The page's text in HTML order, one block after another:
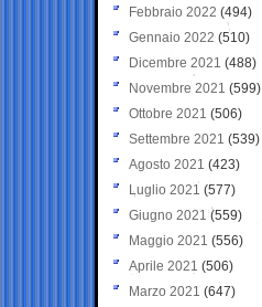
Febbraio 2022 (494)
Gennaio 2022 (510)
Dicembre 2021 (488)
Novembre 2021 (599)
Ottobre 2021 (506)
Settembre 2021 (539)
Agosto 2021 (423)
Luglio 2021 (577)
Giugno 2021(559)
Maggio 2021 (556)
Aprile 2021 (506)
Marzo 2021 (647)